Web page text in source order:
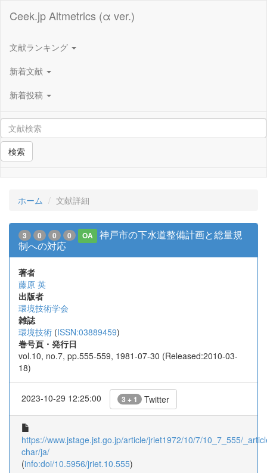
Ceek.jp Altmetrics (α ver.)
文献ランキング
新着文献
新着投稿
検索
ホーム 文献詳細
3 0 0 0 OA
神戸市の下水道整備計画と総量規
制への対応
著者
藤原 英
出版者
環境技術学会
雑誌
環境技術 (ISSN:03889459)
巻号頁・発行日
vol.10, no.7, pp.555-559, 1981-07-30 (Released:2010-03-
18)
2023-10-29 12:25:00 3 + 1 Twitter
https://www.jstage.jst.go.jp/article/jriet1972/10/7/10_7_555/
char/ja/
(info:doi/10.5956/jriet.10.555)